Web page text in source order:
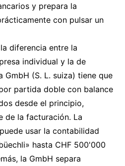
y prepara la
con pulsar un
diferencia entre la
individual y la de
GmbH (S. L. suiza) tiene que
partida doble con balance
desde el principio,
de la facturación. La
usar la contabilidad
hasta CHF 500'000
la GmbH separa